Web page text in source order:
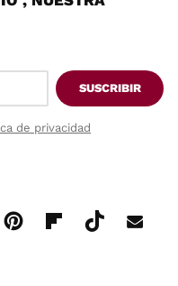
SUSCRIBIR
de privacidad